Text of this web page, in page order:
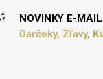
NOVINKY E-
Darčeky, Zľavy,